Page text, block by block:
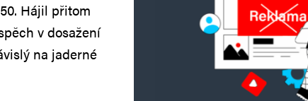
Hájil přitom
v dosažení
na jaderné